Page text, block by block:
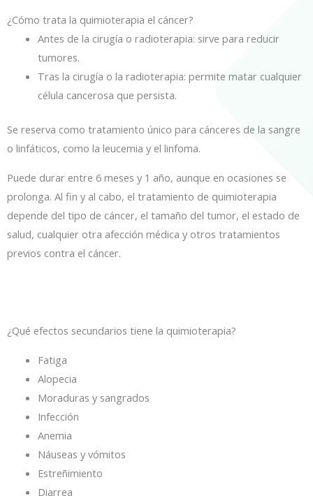
¿Cómo trata la quimioterapia el cáncer?
Antes de la cirugía o radioterapia: sirve para reducir
tumores.
Tras la cirugía o la radioterapia: permite matar cualquier
célula cancerosa que persista.
Se reserva como tratamiento único para cánceres de la sangre
o linfáticos, como la leucemia y el linfoma.
Puede durar entre 6 meses y 1 año, aunque en ocasiones se
prolonga. Al fin y al cabo, el tratamiento de quimioterapia
depende del tipo de cáncer, el tamaño del tumor, el estado de
salud, cualquier otra afección médica y otros tratamientos
previos contra el cáncer.
¿Qué efectos secundarios tiene la quimioterapia?
Fatiga
Alopecia
Moraduras y sangrados
Infección
Anemia
Náuseas y vómitos
Estreñimiento
Diarrea